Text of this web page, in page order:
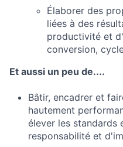
Élaborer des
liées à des
productivité et
conversion,
Et aussi un peu de....
Bâtir, encadrer et
hautement
élever les standards
responsabilité et